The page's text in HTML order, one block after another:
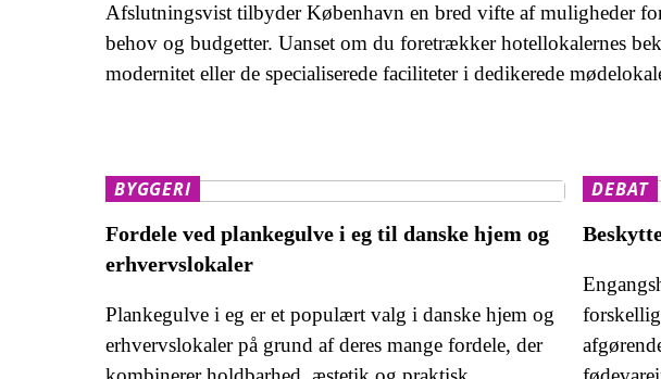
Afslutningsvist tilbyder København en bred vifte af muligheder
behov og budgetter. Uanset om du foretrækker hotellokalernes
modernitet eller de specialiserede faciliteter i dedikerede
BYGGERI
Fordele ved plankegulve i eg til danske hjem og
erhvervslokaler
Plankegulve i eg er et populært valg i danske hjem og
erhvervslokaler på grund af deres mange fordele, der
DEBAT